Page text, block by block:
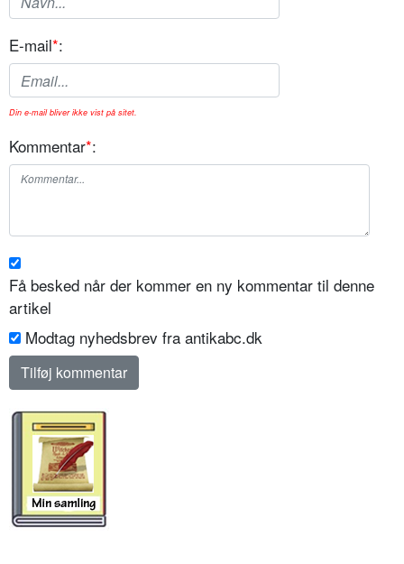
E-mail*:
Din e-mail bliver ikke vist på sitet.
Kommentar*:
Få besked når der kommer en ny kommentar til denne
artikel
Modtag nyhedsbrev fra antikabc.dk